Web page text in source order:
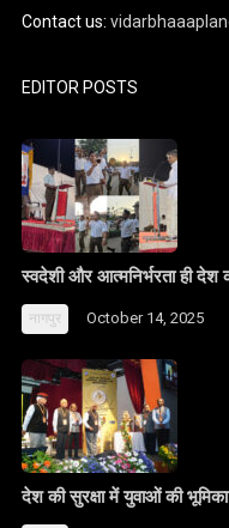
Contact us:
EDITOR POSTS
स्वदेशी और आत्मनिर्भरता ही देश
नागपुर October 14, 2025
देश की सुरक्षा में युवाओं की